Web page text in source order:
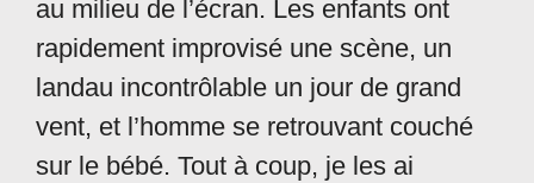
au milieu de l’écran. Les enfants ont
rapidement improvisé une scène, un
landau incontrôlable un jour de grand
vent, et l’homme se retrouvant couché
sur le bébé. Tout à coup, je les ai